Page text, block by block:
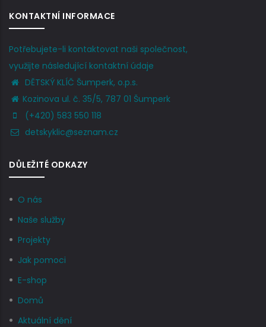
KONTAKTNÍ INFORMACE
Potřebujete-li kontaktovat naši společnost,
využijte následující kontaktní údaje
DĚTSKÝ KLÍČ Šumperk, o.p.s.
Kozinova ul. č. 35/5, 787 01 Šumperk
(+420) 583 550 118
detskyklic@seznam.cz
DŮLEŽITÉ ODKAZY
O nás
Naše služby
Projekty
Jak pomoci
E-shop
Domů
Aktuální dění